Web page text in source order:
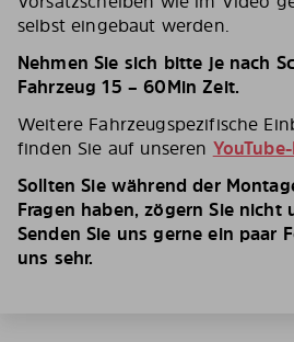
selbst eingebaut werden.
Nehmen Sie sich bitte je nach
Fahrzeug 15 – 60Min Zeit.
Weitere Fahrzeugspezifische
finden Sie auf unseren
Sollten Sie während der
Fragen haben, zögern Sie nicht
Senden Sie uns gerne ein paar
uns sehr.